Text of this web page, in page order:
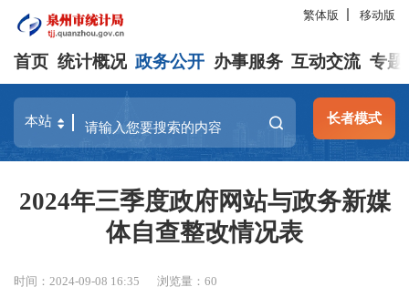
繁体版 移动版
首页 统计概况 政务公开 办事服务 互动交流 专题
长者模式
2024年三季度政府网站与政务新媒
体自查整改情况表
时间：2024-09-08 16:35 浏览量：60